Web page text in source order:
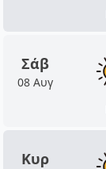
Σάβ
08 Αυγ
Κυρ